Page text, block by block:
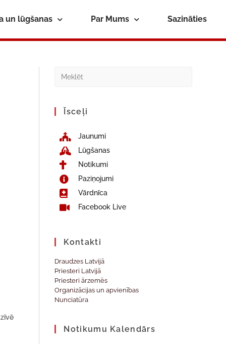
un lūgšanas Par Mums Sazināties
Īsceļi
Jaunumi
Lūgšanas
Notikumi
Paziņojumi
Vārdnīca
Facebook Live
Kontakti
Draudzes Latvijā
Priesteri Latvijā
Priesteri ārzemēs
Organizācijas un apvienības
Nunciatūra
Notikumu Kalendārs